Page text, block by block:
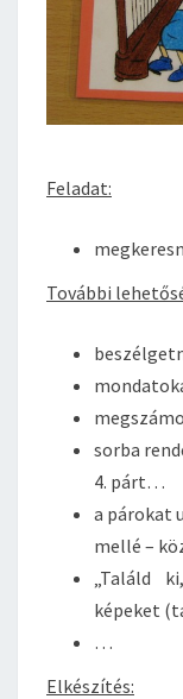
Feladat:
További
sorba
4. párt…
a párokat
mellé –
„Találd
képeket
…
Elkészítés: